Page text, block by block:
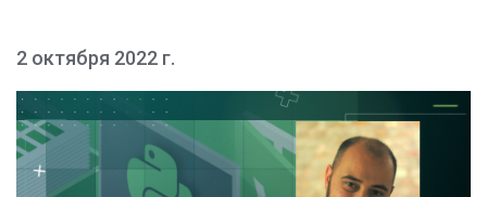
2 октября 2022 г.